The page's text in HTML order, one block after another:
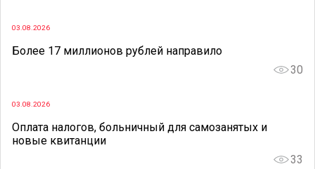
03.08.2026
Более 17 миллионов рублей направило
30
03.08.2026
Оплата налогов, больничный для самозанятых и
новые квитанции
33